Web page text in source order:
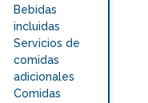
Bebidas
incluidas
Servicios de
comidas
adicionales
Comidas